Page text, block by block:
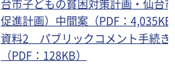
台市子どもの貧困対策計画・仙台
促進計画）中間案（PDF：
資料2 パブリックコメント手続き
（PDF：128KB）